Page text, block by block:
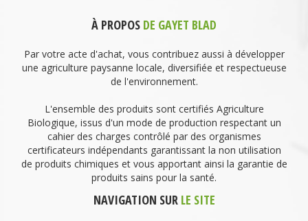
À PROPOS DE GAYET BLAD
Par votre acte d'achat, vous contribuez aussi à développer
une agriculture paysanne locale, diversifiée et respectueuse
de l'environnement.
L'ensemble des produits sont certifiés Agriculture
Biologique, issus d'un mode de production respectant un
cahier des charges contrôlé par des organismes
certificateurs indépendants garantissant la non utilisation
de produits chimiques et vous apportant ainsi la garantie de
produits sains pour la santé.
NAVIGATION SUR LE SITE